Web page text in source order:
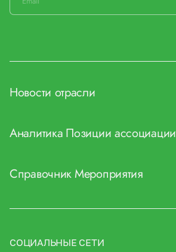
Новости отрасли
Аналитика Позиции ассоциации
СправочникМероприятия
СОЦИАЛЬНЫЕ СЕТИ